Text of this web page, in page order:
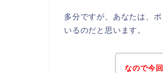
多分ですが、あなたは、
いるのだと思います。
なので今